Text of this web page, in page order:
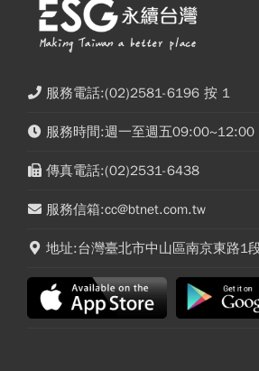
服務電話:(02)2581-6196 按 1
服務時間:週一至週五
傳真電話:(02)2531-6438
服務信箱:cc@btnet.com.tw
地址:台灣臺北市中山區南京東路1